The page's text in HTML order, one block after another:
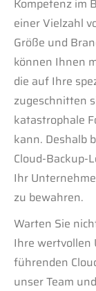
Kompetenz im
einer Vielzahl
Größe und
können Ihnen
die auf Ihre
zugeschnitten
katastrophale
kann. Deshalb
Cloud-Backup-
Ihr
zu bewahren.
Warten Sie
Ihre wertvollen
führenden
unser Team